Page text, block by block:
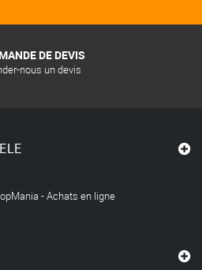
DE DEVIS
nous un devis
- Achats en ligne